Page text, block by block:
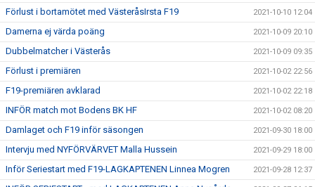
Förlust i bortamötet med VästeråsIrsta F19 2021-10-10 12:04
Damerna ej värda poäng 2021-10-09 20:10
Dubbelmatcher i Västerås 2021-10-09 09:35
Förlust i premiären 2021-10-02 22:56
F19-premiären avklarad 2021-10-02 22:18
INFÖR match mot Bodens BK HF 2021-10-02 08:20
Damlaget och F19 inför säsongen 2021-09-30 18:00
Intervju med NYFÖRVÄRVET Malla Hussein 2021-09-29 18:00
Inför Seriestart med F19-LAGKAPTENEN Linnea Mogren 2021-09-28 12:37